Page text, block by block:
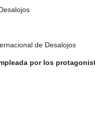
de Desalojos
por los